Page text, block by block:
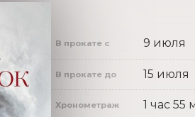
В прокате с 9 июля
В прокате до 15 июля
Хронометраж 1 час 55